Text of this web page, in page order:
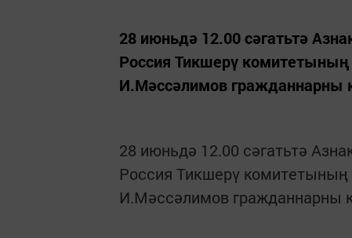
28 июньдә 12.00 сәгатьтә
Россия Тикшерү
И.Мәссәлимов гражданнарны
28 июньдә 12.00 сәгатьтә
Россия Тикшерү
И.Мәссәлимов гражданнарны